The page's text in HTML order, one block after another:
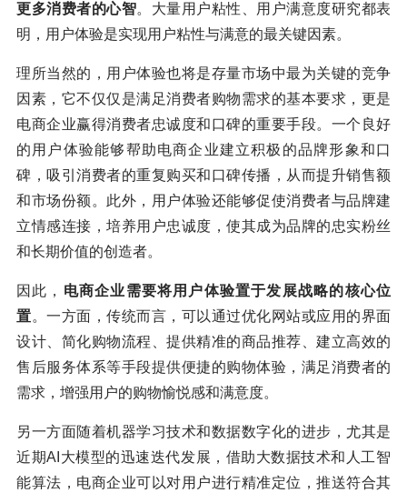
更多消费者的心智。大量用户粘性、用户满意度研究都表
明，用户体验是实现用户粘性与满意的最关键因素。
理所当然的，用户体验也将是存量市场中最为关键的竞争
因素，它不仅仅是满足消费者购物需求的基本要求，更是
电商企业赢得消费者忠诚度和口碑的重要手段。一个良好
的用户体验能够帮助电商企业建立积极的品牌形象和口
碑，吸引消费者的重复购买和口碑传播，从而提升销售额
和市场份额。此外，用户体验还能够促使消费者与品牌建
立情感连接，培养用户忠诚度，使其成为品牌的忠实粉丝
和长期价值的创造者。
因此， 电商企业需要将用户体验置于发展战略的核心位
置。一方面，传统而言，可以通过优化网站或应用的界面
设计、简化购物流程、提供精准的商品推荐、建立高效的
售后服务体系等手段提供便捷的购物体验，满足消费者的
需求，增强用户的购物愉悦感和满意度。
另一方面随着机器学习技术和数据数字化的进步，尤其是
近期AI大模型的迅速迭代发展，借助大数据技术和人工智
能算法，电商企业可以对用户进行精准定位，推送符合其